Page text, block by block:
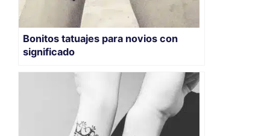
Bonitos tatuajes para novios con
significado